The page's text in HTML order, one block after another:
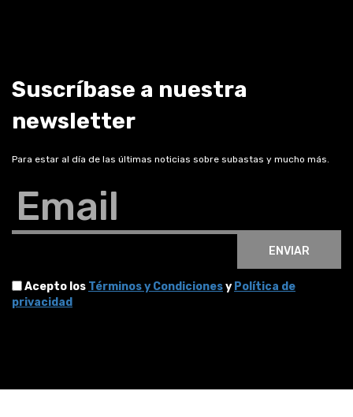
Suscríbase a nuestra
newsletter
Para estar al día de las últimas noticias sobre subastas y mucho más.
Email
ENVIAR
Acepto los Términos y Condicionesy Política de
privacidad